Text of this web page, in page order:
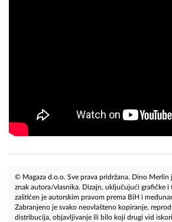
© Magaza d.o.o. Sve prava pridržana. Dino Merlin
znak autora/vlasnika. Dizajn, uključujući grafičke i
zaštićen je autorskim pravom prema BiH i
Zabranjeno je svako neovlašteno kopiranje,
distribucija, objavljivanje ili bilo koji drugi vid